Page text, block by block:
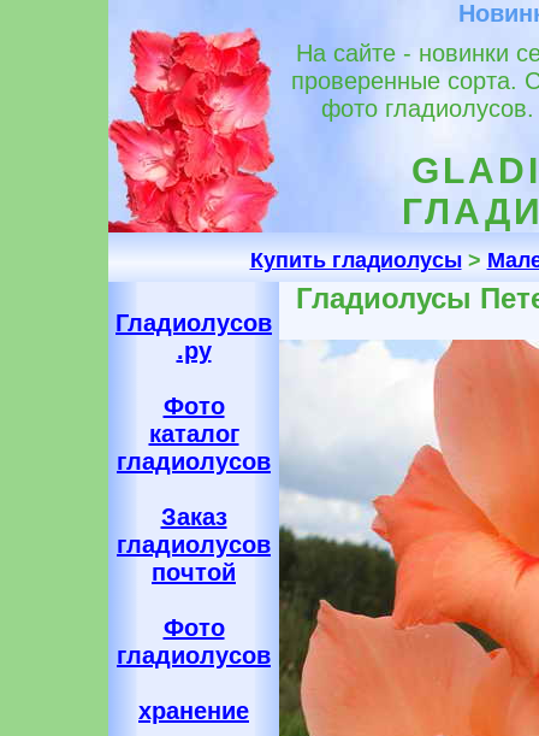
На сайте - новинки
проверенные сорта.
фото
Купить гладиолусы>
Гладиолусов
.ру
Фото
каталог
гладиолусов
Заказ
гладиолусов
почтой
Фото
гладиолусов
хранение
Гладиолусы